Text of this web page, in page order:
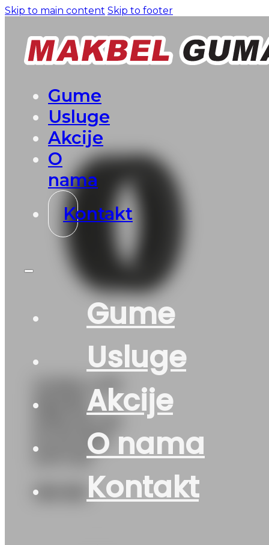
Skip to main content Skip to footer
Gume
Usluge
Akcije
O
nama
Kontakt
Gume
Usluge
Akcije
O nama
Kontakt
GUMA LJ/P
NEXEN
PLUS 92H
DOT:26
160